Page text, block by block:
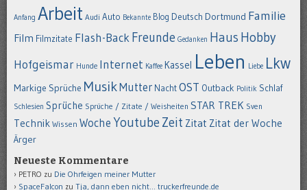
Anfang Arbeit Audi Auto Bekannte Blog Deutsch Dortmund Familie
Film Filmzitate Flash-BackFreunde Gedanken Haus Hobby
Hofgeismar Hunde Internet Kaffee Kassel Leben Liebe Lkw
Markige Sprüche MusikMutter NachtOST Outback Politik Schlaf
Schlesien Sprüche Sprüche / Zitate / Weisheiten STAR TREK Sven
Technik Wissen Woche Youtube Zeit Zitat Zitat der Woche
Ärger
Neueste Kommentare
PETRO zu Die Ohrfeigen meiner Mutter
SpaceFalcon zu Tja, dann eben nicht… truckerfreunde.de